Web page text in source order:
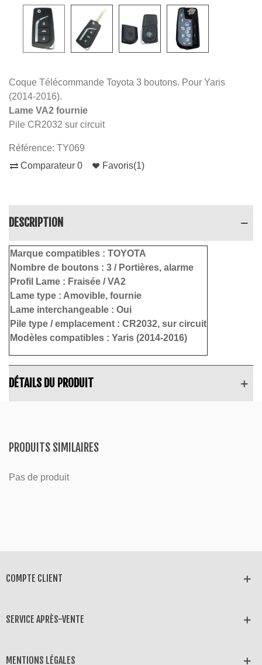
Coque Télécommande Toyota 3 boutons. Pour Yaris
(2014-2016).
Lame VA2 fournie
Pile CR2032 sur circuit
Référence: TY069
Comparateur 0 Favoris(1)
DESCRIPTION
Marque compatibles : TOYOTA
Nombre de boutons : 3 / Portières, alarme
Profil Lame : Fraisée / VA2
Lame type : Amovible, fournie
Lame interchangeable : Oui
Pile type / emplacement : CR2032, sur circuit
Modèles compatibles : Yaris (2014-2016)
DÉTAILS DU PRODUIT
PRODUITS SIMILAIRES
Pas de produit
COMPTE CLIENT
SERVICE APRÈS-VENTE
MENTIONS LÉGALES